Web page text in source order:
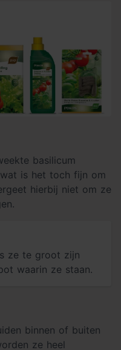
basilicum
is het toch fijn om
hierbij niet om ze
ze te groot zijn
waarin ze staan.
binnen of buiten
ze heel